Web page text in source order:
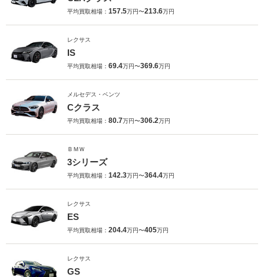
平均買取相場： 157.5万円〜213.6万円
レクサス
IS
平均買取相場： 69.4万円〜369.6万円
メルセデス・ベンツ
Cクラス
平均買取相場： 80.7万円〜306.2万円
ＢＭＷ
3シリーズ
平均買取相場： 142.3万円〜364.4万円
レクサス
ES
平均買取相場： 204.4万円〜405万円
レクサス
GS